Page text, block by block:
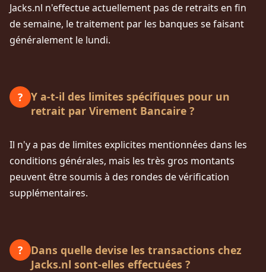
Jacks.nl n'effectue actuellement pas de retraits en fin
de semaine, le traitement par les banques se faisant
généralement le lundi.
? Y a-t-il des limites spécifiques pour un
retrait par Virement Bancaire ?
Il n'y a pas de limites explicites mentionnées dans les
conditions générales, mais les très gros montants
peuvent être soumis à des rondes de vérification
supplémentaires.
?
Dans quelle devise les transactions chez
Jacks.nl sont-elles effectuées ?